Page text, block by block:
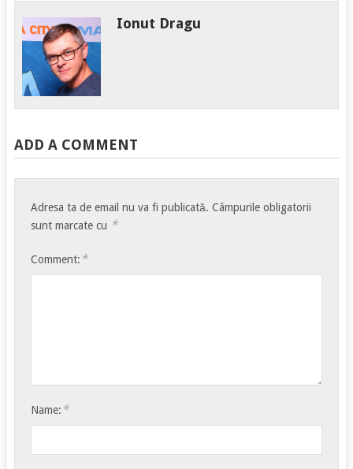
Ionut Dragu
ADD A COMMENT
Adresa ta de email nu va fi publicată. Câmpurile obligatorii
sunt marcate cu *
Comment: *
Name: *